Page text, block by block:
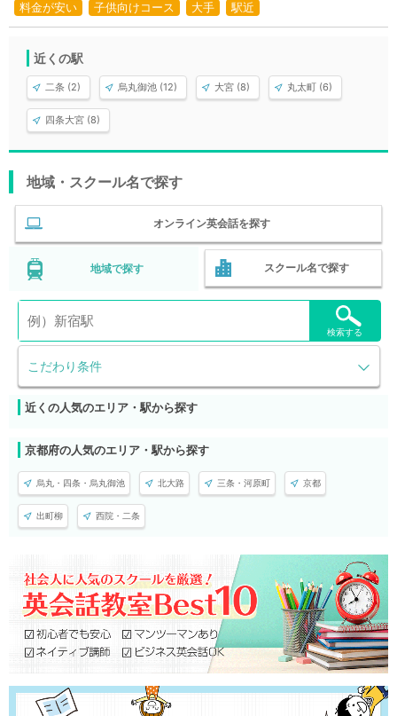
料金が安い 子供向けコース 大手 駅近
近くの駅
二条 (2) 烏丸御池 (12) 大宮 (8) 丸太町 (6)
四条大宮 (8)
地域・スクール名で探す
オンライン英会話を探す
地域で探す スクール名で探す
こだわり条件
検索する
近くの人気のエリア・駅から探す
京都府の人気のエリア・駅から探す
烏丸・四条・烏丸御池 北大路 三条・河原町 京都
出町柳 西院・二条